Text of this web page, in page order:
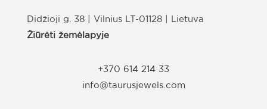
Didžioji g. 38 | Vilnius LT-01128 | Lietuva
Žiūrėti žemėlapyje
+370 614 214 33
info@taurusjewels.com